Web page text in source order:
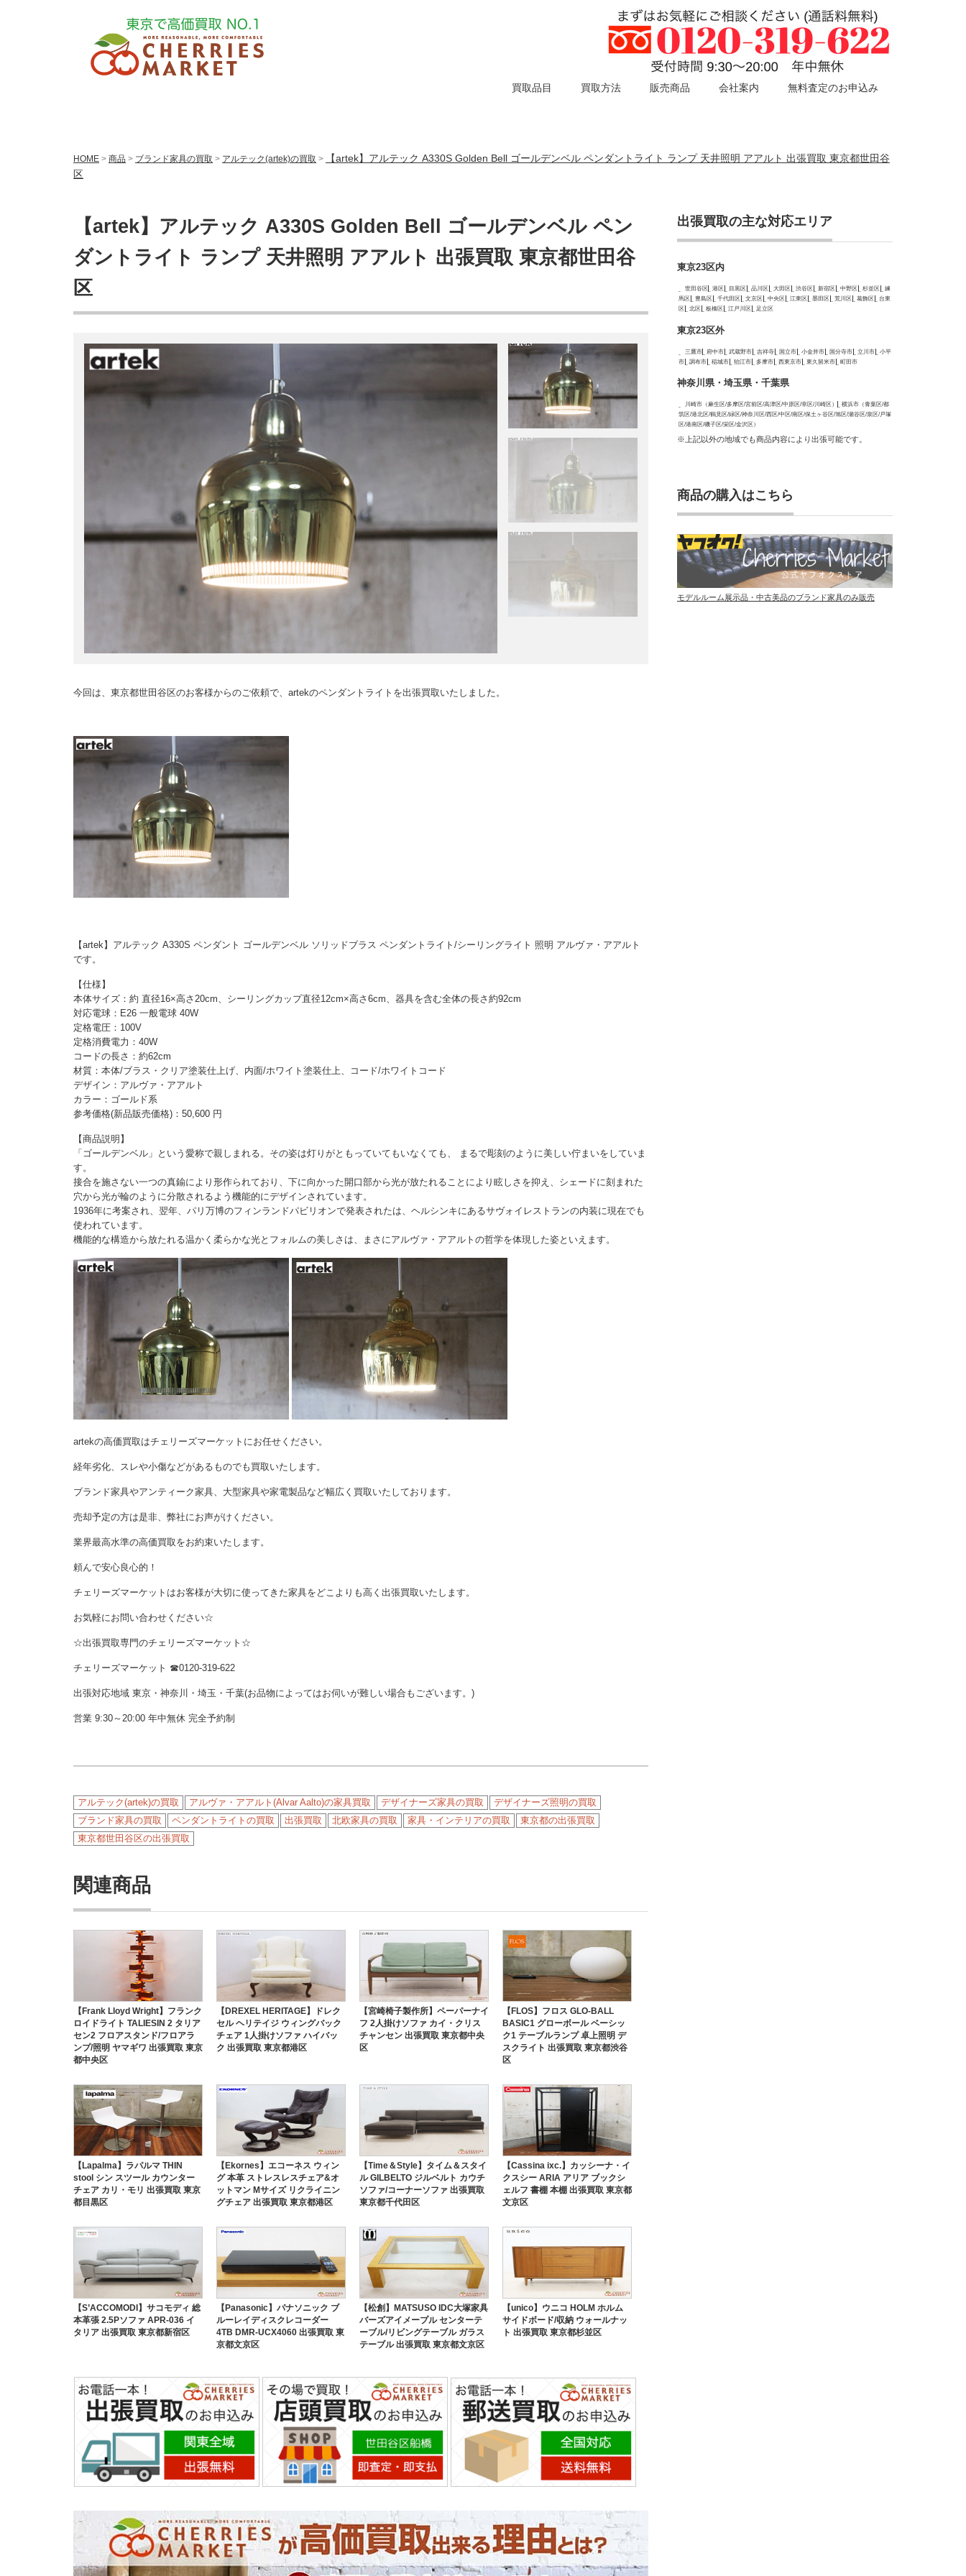
買取品目 買取方法 販売商品 会社案内 無料査定のお申込み
HOME > 商品 > ブランド家具の買取 > アルテック(artek)の買取 >
【artek】アルテック A330S Golden Bell ゴールデンベル ペンダントライト ランプ 天井照明 アアルト 出張買取 東京都世田谷
区
【artek】アルテック A330S Golden Bell ゴールデンベル ペン
ダントライト ランプ 天井照明 アアルト 出張買取 東京都世田谷
区
今回は、東京都世田谷区のお客様からのご依頼で、artekのペンダントライトを出張買取いたしました。
【artek】アルテック A330S ペンダント ゴールデンベル ソリッドブラス ペンダントライト/シーリングライト 照明 アルヴァ・アアルト
です。
【仕様】
本体サイズ：約 直径16×高さ20cm、シーリングカップ直径12cm×高さ6cm、器具を含む全体の長さ約92cm
対応電球：E26 一般電球 40W
定格電圧：100V
定格消費電力：40W
コードの長さ：約62cm
材質：本体/ブラス・クリア塗装仕上げ、内面/ホワイト塗装仕上、コード/ホワイトコード
デザイン：アルヴァ・アアルト
カラー：ゴールド系
参考価格(新品販売価格)：50,600 円
【商品説明】
「ゴールデンベル」という愛称で親しまれる。その姿は灯りがともっていてもいなくても、 まるで彫刻のように美しい佇まいをしていま
す。
接合を施さない一つの真鍮により形作られており、下に向かった開口部から光が放たれることにより眩しさを抑え、シェードに刻まれた
穴から光が輪のように分散されるよう機能的にデザインされています。
1936年に考案され、翌年、パリ万博のフィンランドパビリオンで発表されたは、ヘルシンキにあるサヴォイレストランの内装に現在でも
使われています。
機能的な構造から放たれる温かく柔らかな光とフォルムの美しさは、まさにアルヴァ・アアルトの哲学を体現した姿といえます。
artekの高価買取はチェリーズマーケットにお任せください。
経年劣化、スレや小傷などがあるものでも買取いたします。
ブランド家具やアンティーク家具、大型家具や家電製品など幅広く買取いたしております。
売却予定の方は是非、弊社にお声がけください。
業界最高水準の高価買取をお約束いたします。
頼んで安心良心的！
チェリーズマーケットはお客様が大切に使ってきた家具をどこよりも高く出張買取いたします。
お気軽にお問い合わせください☆
☆出張買取専門のチェリーズマーケット☆
チェリーズマーケット ☎︎0120-319-622
出張対応地域 東京・神奈川・埼玉・千葉(お品物によってはお伺いが難しい場合もございます。)
営業 9:30～20:00 年中無休 完全予約制
アルテック(artek)の買取 アルヴァ・アアルト(Alvar Aalto)の家具買取 デザイナーズ家具の買取
デザイナーズ照明の買取
ブランド家具の買取
ペンダントライトの買取 出張買取 北欧家具の買取 家具・インテリアの買取
東京都の出張買取
東京都世田谷区の出張買取
関連商品
【Frank Lloyd Wright】フランク
ロイドライト TALIESIN 2 タリア
セン2 フロアスタンド/フロアラ
ンプ/照明 ヤマギワ 出張買取 東京
都中央区
【DREXEL HERITAGE】ドレク
セル ヘリテイジ ウィングバック
チェア 1人掛けソファ ハイバッ
ク 出張買取 東京都港区
【宮崎椅子製作所】ペーパーナイ
フ 2人掛けソファ カイ・クリス
チャンセン 出張買取 東京都中央
区
【FLOS】フロス GLO-BALL
BASIC1 グローボール ベーシッ
ク1 テーブルランプ 卓上照明 デ
スクライト 出張買取 東京都渋谷
区
【Lapalma】ラパルマ THIN
stool シン スツール カウンター
チェア カリ・モリ 出張買取 東京
都目黒区
【Ekornes】エコーネス ウィン
グ 本革 ストレスレスチェア&オ
ットマン Mサイズ リクライニン
グチェア 出張買取 東京都港区
【Time＆Style】タイム＆スタイ
ル GILBELTO ジルベルト カウチ
ソファ/コーナーソファ 出張買取
東京都千代田区
【Cassina ixc.】カッシーナ・イ
クスシー ARIA アリア ブックシ
ェルフ 書棚 本棚 出張買取 東京都
文京区
【S’ACCOMODI】サコモディ 総
本革張 2.5Pソファ APR-036 イ
タリア 出張買取 東京都新宿区
【Panasonic】パナソニック ブ
ルーレイディスクレコーダー
4TB DMR-UCX4060 出張買取 東
京都文京区
【松創】MATSUSO IDC大塚家具
バーズアイメープル センターテ
ーブル/リビングテーブル ガラス
テーブル 出張買取 東京都文京区
【unico】ウニコ HOLM ホルム
サイドボード/収納 ウォールナッ
ト 出張買取 東京都杉並区
出張買取の主な対応エリア
東京23区内
世田谷区 港区 目黒区 品川区 大田区 渋谷区 新宿区 中野区 杉並区
練
馬区
豊島区 千代田区 文京区 中央区 江東区 墨田区 荒川区 葛飾区
台東
区
北区 板橋区 江戸川区 足立区
東京23区外
三鷹市 府中市 武蔵野市 吉祥寺 国立市 小金井市 国分寺市 立川市
小平
市
調布市 稲城市 狛江市 多摩市 西東京市 東久留米市 町田市
神奈川県・埼玉県・千葉県
川崎市（麻生区/多摩区/宮前区/高津区/中原区/幸区/川崎区）
横浜市（青葉区/都
筑区/港北区/鶴見区/緑区/神奈川区/西区/中区/南区/保土ヶ谷区/旭区/瀬谷区/泉区/戸塚
区/港南区/磯子区/栄区/金沢区）
※上記以外の地域でも商品内容により出張可能です。
商品の購入はこちら
モデルルーム展示品・中古美品のブランド家具のみ販売